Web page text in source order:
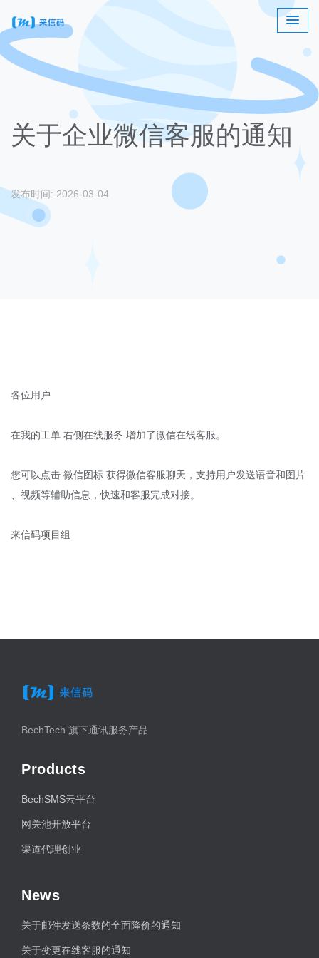
关于企业微信客服的通知
发布时间: 2026-03-04
各位用户
在我的工单 右侧在线服务 增加了微信在线客服。
您可以点击 微信图标 获得微信客服聊天，支持用户发送语音和图片
、视频等辅助信息，快速和客服完成对接。
来信码项目组
BechTech 旗下通讯服务产品
Products
BechSMS云平台
网关池开放平台
渠道代理创业
News
关于邮件发送条数的全面降价的通知
关于变更在线客服的通知